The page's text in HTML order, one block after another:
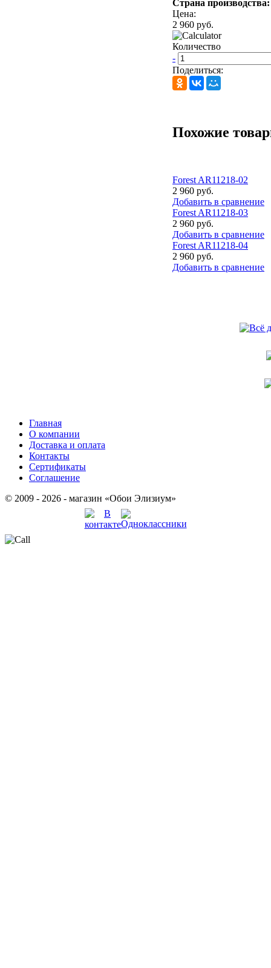
Страна
Цена:
2 960 руб.
Количество
-
Поделиться:
Похожие
Forest AR11218-02
2 960 руб.
Добавить в сравнение
Forest AR11218-03
2 960 руб.
Добавить в сравнение
Forest AR11218-04
2 960 руб.
Добавить в сравнение
Главная
О компании
Доставка и оплата
Контакты
Сертификаты
Соглашение
© 2009 - 2026 - магазин «Обои Элизиум»